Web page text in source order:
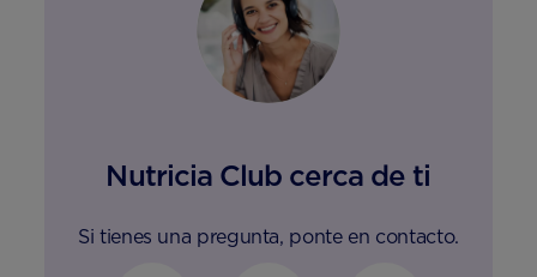
Nutricia Club cerca de ti
Si tienes una pregunta, ponte en contacto.